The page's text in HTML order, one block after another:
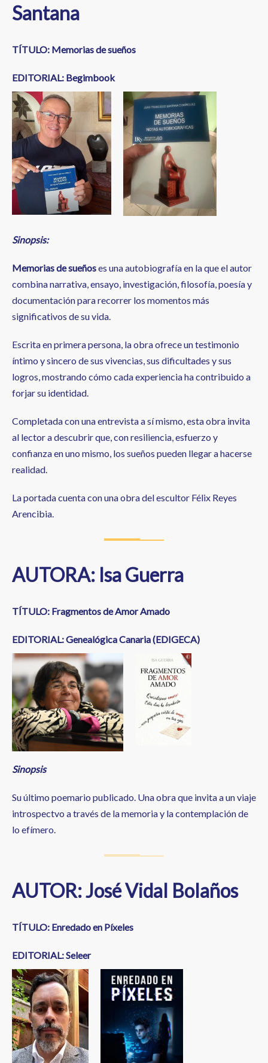
Santana
TÍTULO: Memorias de sueños
EDITORIAL: Begimbook
Sinopsis:
Memorias de sueñoses una autobiografía en la que el autor
combina narrativa, ensayo, investigación, filosofía, poesía y
documentación para recorrer los momentos más
significativos de su vida.
Escrita en primera persona, la obra ofrece un testimonio
íntimo y sincero de sus vivencias, sus dificultades y sus
logros, mostrando cómo cada experiencia ha contribuido a
forjar su identidad.
Completada con una entrevista a sí mismo, esta obra invita
al lector a descubrir que, con resiliencia, esfuerzo y
confianza en uno mismo, los sueños pueden llegar a hacerse
realidad.
La portada cuenta con una obra del escultor Félix Reyes
Arencibia.
AUTORA: Isa Guerra
TÍTULO: Fragmentos de Amor Amado
EDITORIAL: Genealógica Canaria (EDIGECA)
Sinopsis
Su último poemario publicado. Una obra que invita a un viaje
introspectvo a través de la memoria y la contemplación de
lo efímero.
AUTOR: José Vidal Bolaños
TÍTULO: Enredado en Píxeles
EDITORIAL: Seleer